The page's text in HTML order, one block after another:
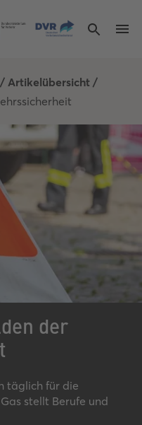
/ Artikelübersicht /
der
täglich für die
stellt Berufe und